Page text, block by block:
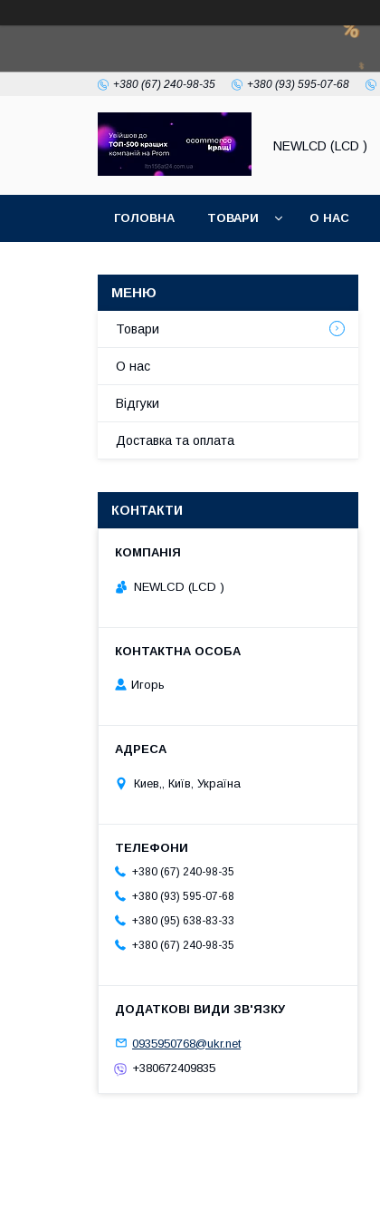
+380 (67) 240-98-35 +380 (93) 595-07-68
NEWLCD (LCD )
ГОЛОВНА ТОВАРИ О НАС
Товари
О нас
Відгуки
Доставка та оплата
КОНТАКТИ
NEWLCD (LCD )
Игорь
Киев,, Київ, Україна
+380 (67) 240-98-35
+380 (93) 595-07-68
+380 (95) 638-83-33
+380 (67) 240-98-35
0935950768@ukr.net
+380672409835